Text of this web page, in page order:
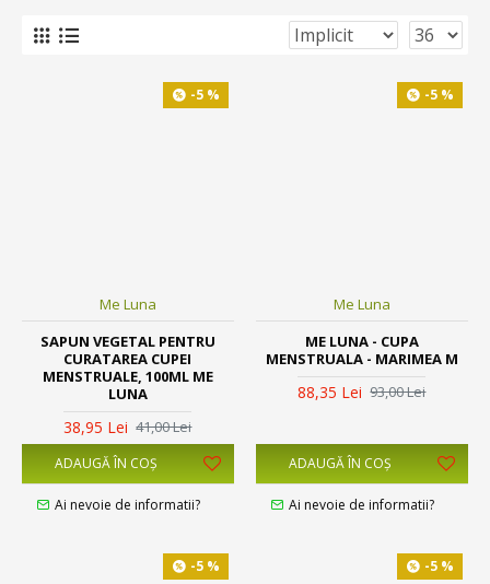
-5 %
Me Luna
SAPUN VEGETAL PENTRU
CURATAREA CUPEI
MENSTRUALE, 100ML ME
LUNA
38,95 Lei 41,00 Lei
ADAUGĂ ÎN COŞ
Ai nevoie de informatii?
-5 %
Me Luna
ME LUNA - CUPA
MENSTRUALA - MARIMEA M
88,35 Lei 93,00 Lei
ADAUGĂ ÎN COŞ
Ai nevoie de informatii?
-5 % -5 %